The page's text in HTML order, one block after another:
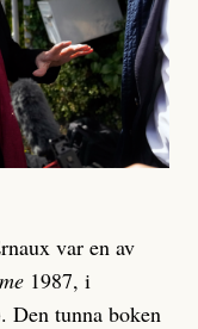
var en av
1987, i
Den tunna boken